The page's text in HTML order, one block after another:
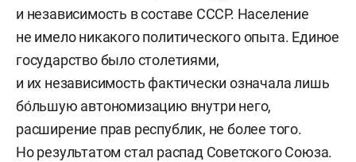
и независимость в составе СССР. Население
не имело никакого политического опыта. Единое
государство было столетиями,
и их независимость фактически означала лишь
бо́льшую автономизацию внутри него,
расширение прав республик, не более того.
Но результатом стал распад Советского Союза.